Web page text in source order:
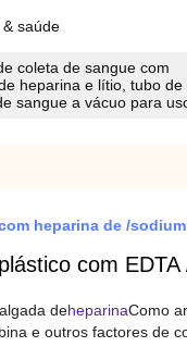
saúde
coleta de sangue com
heparina e lítio, tubo de
sangue a vácuo para
heparina de /
com
deheparinaComo
e outros factores de